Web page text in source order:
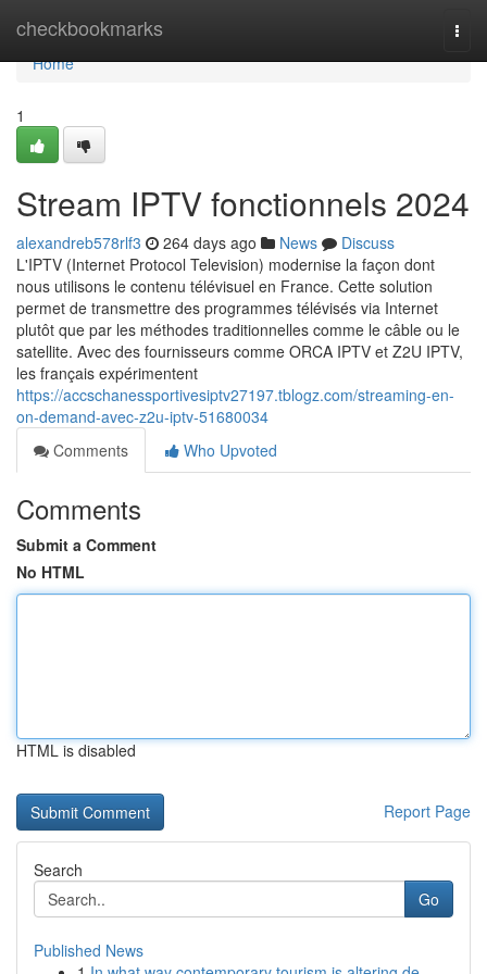
checkbookmarks
Home
Home
1
Stream IPTV fonctionnels 2024
alexandreb578rlf3 264 days ago News
Discuss
L'IPTV (Internet Protocol Television) modernise la façon dont
nous utilisons le contenu télévisuel en France. Cette solution
permet de transmettre des programmes télévisés via Internet
plutôt que par les méthodes traditionnelles comme le câble ou le
satellite. Avec des fournisseurs comme ORCA IPTV et Z2U IPTV,
les français expérimentent
https://accschanessportivesiptv27197.tblogz.com/streaming-en-
on-demand-avec-z2u-iptv-51680034
Comments
Who Upvoted
Comments
Submit a Comment
No HTML
HTML is disabled
Report Page
Search
Go
Published News